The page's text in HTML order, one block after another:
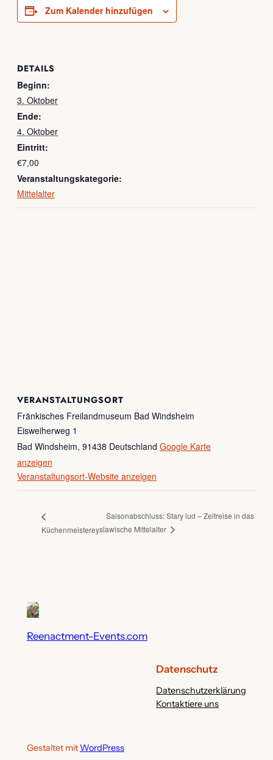
Zum Kalender hinzufügen
DETAILS
Beginn:
3. Oktober
Ende:
4. Oktober
Eintritt:
€7,00
Veranstaltungskategorie:
Mittelalter
VERANSTALTUNGSORT
Fränkisches Freilandmuseum Bad Windsheim
Eisweiherweg 1
Bad Windsheim, 91438 Deutschland Google Karte
anzeigen
Veranstaltungsort-Website anzeigen
Küchenmeisterey
Saisonabschluss: Stary lud – Zeitreise in das
slawische Mittelalter
Reenactment-Events.com
Datenschutz
Datenschutzerklärung
Kontaktiere uns
Gestaltet mit WordPress